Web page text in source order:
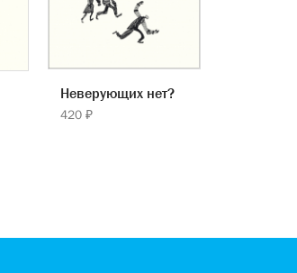
Неверующих нет?
420 ₽